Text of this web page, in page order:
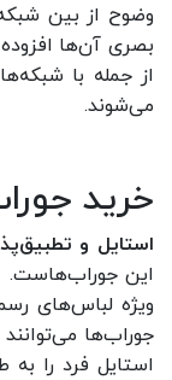
وضوح از بین
بصری آن‌ها
از جمله با
می‌شوند.
خرید
استایل و
این جوراب‌هاست.
ویژه لباس‌های
جوراب‌ها
استایل فرد را